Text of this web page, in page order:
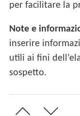
per facilitare la
Note e
inserire
utili ai fini
sospetto.